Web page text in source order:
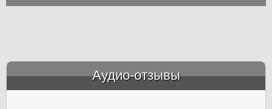
Аудио-отзывы